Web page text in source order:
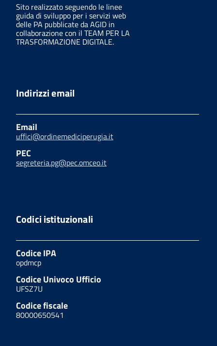
Sito realizzato seguendo le linee
guida di sviluppo per i servizi web
delle PA pubblicate da AGID in
collaborazione con il TEAM PER LA
TRASFORMAZIONE DIGITALE.
Indirizzi email
Email
uffici@ordinemediciperugia.it
PEC
segreteria.pg@pec.omceo.it
Codici istituzionali
Codice IPA
opdmcp
Codice Univoco Ufficio
UFSZ7U
Codice fiscale
80000650541